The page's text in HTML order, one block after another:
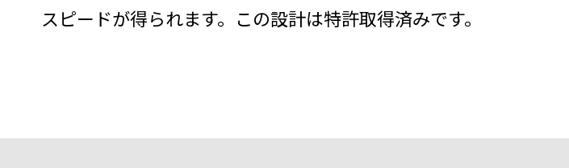
スピードが得られます。この設計は特許取得済みです。